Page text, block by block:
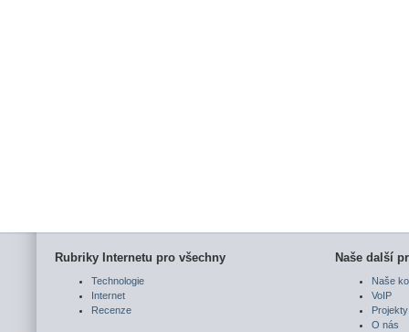
Rubriky Internetu pro všechny
Technologie
Internet
Recenze
Naše další
Naše
VoIP
Projekty
O nás